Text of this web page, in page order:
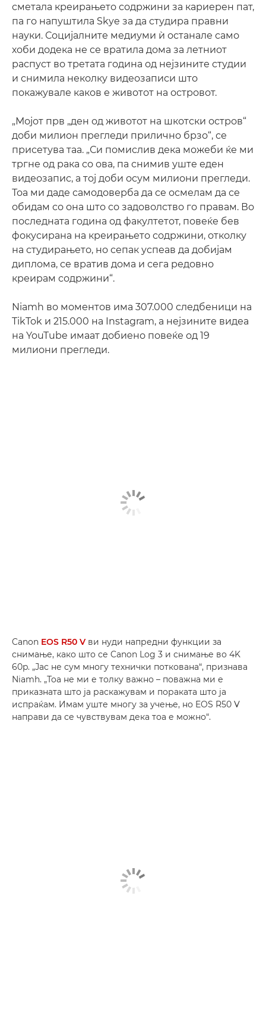
сметала креирањето содржини за кариерен пат,
па го напуштила Skye за да студира правни
науки. Социјалните медиуми ѝ останале само
хоби додека не се вратила дома за летниот
распуст во третата година од нејзините студии
и снимила неколку видеозаписи што
покажувале каков е животот на островот.
„Мојот прв „ден од животот на шкотски остров“
доби милион прегледи прилично брзо“, се
присетува таа. „Си помислив дека можеби ќе ми
тргне од рака со ова, па снимив уште еден
видеозапис, а тој доби осум милиони прегледи.
Тоа ми даде самодоверба да се осмелам да се
обидам со она што со задоволство го правам. Во
последната година од факултетот, повеќе бев
фокусирана на креирањето содржини, отколку
на студирањето, но сепак успеав да добијам
диплома, се вратив дома и сега редовно
креирам содржини“.
Niamh во моментов има 307.000 следбеници на
TikTok и 215.000 на Instagram, а нејзините видеа
на YouTube имаат добиено повеќе од 19
милиони прегледи.
Canon EOS R50 V ви нуди напредни функции за
снимање, како што се Canon Log 3 и снимање во 4K
60p. „Јас не сум многу технички поткована“, признава
Niamh. „Тоа не ми е толку важно – поважна ми е
приказната што ја раскажувам и пораката што ја
испраќам. Имам уште многу за учење, но EOS R50 V
направи да се чувствувам дека тоа е можно“.